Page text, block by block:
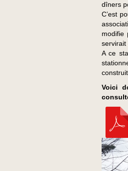
dîners
C’est
modifie
servirait
A ce
Voici